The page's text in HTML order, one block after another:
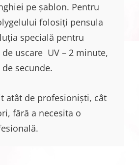
pe șablon. Pentru
folosiți pensula
specială pentru
uscare UV – 2 minute,
de secunde.
atât de profesioniști, cât
fără a necesita o